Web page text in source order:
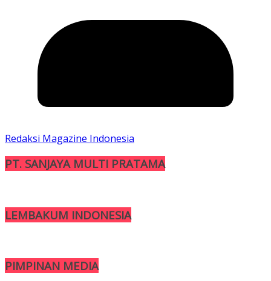
Redaksi Magazine Indonesia
PT. SANJAYA MULTI PRATAMA
LEMBAKUM INDONESIA
PIMPINAN MEDIA